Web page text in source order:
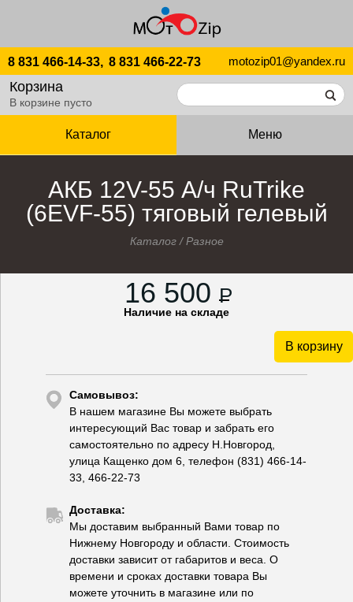
8 831 466-14-33, 8 831 466-22-73 motozip01@yandex.ru
Корзина
В корзине пусто
Каталог Меню
АКБ 12V-55 А/ч RuTrike
(6EVF-55) тяговый гелевый
Каталог/Разное
16 500 P
Наличие на складе
В корзину
Самовывоз:
В нашем магазине Вы можете выбрать
интересующий Вас товар и забрать его
самостоятельно по адресу Н.Новгород,
улица Кащенко дом 6, телефон (831) 466-14-
33, 466-22-73
Доставка:
Мы доставим выбранный Вами товар по
Нижнему Новгороду и области. Стоимость
доставки зависит от габаритов и веса. О
времени и сроках доставки товара Вы
можете уточнить в магазине или по